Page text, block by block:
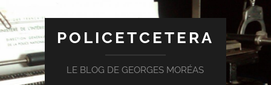
POLICETCETERA
LE BLOG DE GEORGES MORÉAS